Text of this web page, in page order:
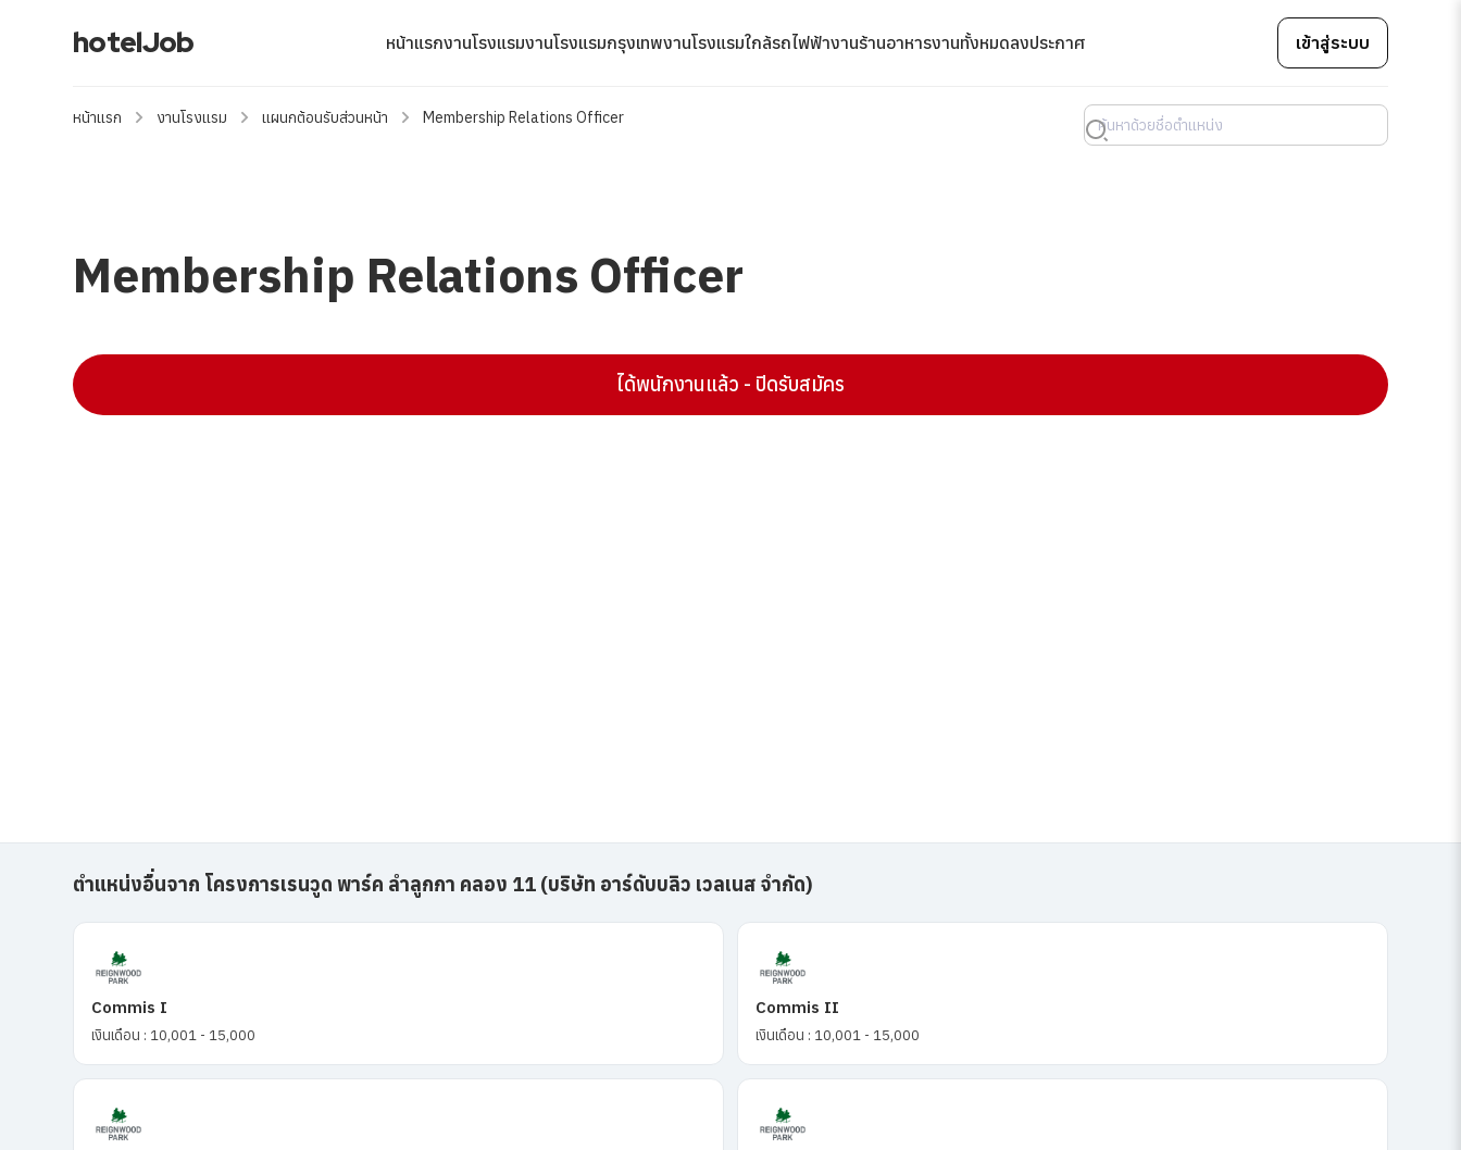
hotelJob หน้าแรกงานโรงแรมงานโรงแรมกรุงเทพงานโรงแรมใกล้รถไฟฟ้างานร้านอาหารงานทั้งหมดลงประกาศ เข้าสู่ระบบ
หน้าแรก งานโรงแรม แผนกต้อนรับส่วนหน้า Membership Relations Officer
Membership Relations Officer
ได้พนักงานแล้ว - ปิดรับสมัคร
ตำแหน่งอื่นจาก โครงการเรนวูด พาร์ค ลำลูกกา คลอง 11 (บริษัท อาร์ดับบลิว เวลเนส จำกัด)
Commis I
เงินเดือน : 10,001 - 15,000
Commis II
เงินเดือน : 10,001 - 15,000